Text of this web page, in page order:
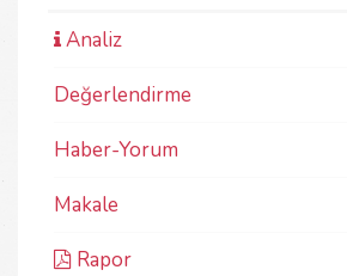
Analiz
Değerlendirme
Haber-Yorum
Makale
Rapor